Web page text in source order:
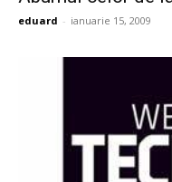
eduard - ianuarie 15, 2009